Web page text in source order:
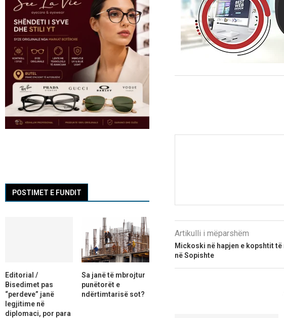
Artikulli i mëparshëm
Mickoski në hapjen e kopshtit
në Sopishte
POSTIMET E FUNDIT
Editorial /
Bisedimet pas
“perdeve” janë
legjitime në
diplomaci, por para
Sa janë të mbrojtur
punëtorët e
ndërtimtarisë sot?